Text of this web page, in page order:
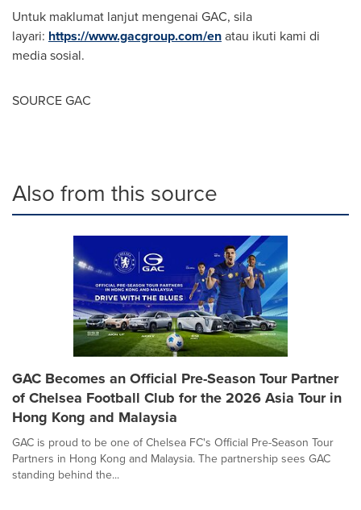
Untuk maklumat lanjut mengenai GAC, sila
layari: https://www.gacgroup.com/enatau ikuti kami di
media sosial.
SOURCE GAC
Also from this source
GAC Becomes an Official Pre-Season Tour Partner
of Chelsea Football Club for the 2026 Asia Tour in
Hong Kong and Malaysia
GAC is proud to be one of Chelsea FC's Official Pre-Season Tour
Partners in Hong Kong and Malaysia. The partnership sees GAC
standing behind the...